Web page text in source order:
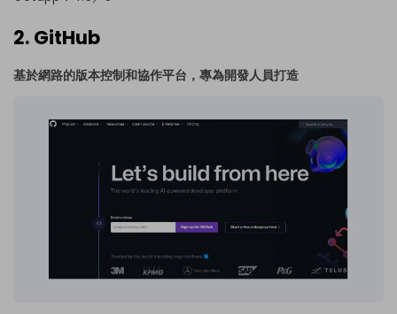
2. GitHub
基於網路的版本控制和協作平台，專為開發人員打造